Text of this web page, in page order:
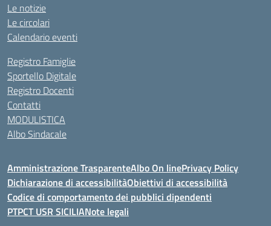
Le notizie
Le circolari
Calendario eventi
Registro Famiglie
Sportello Digitale
Registro Docenti
Contatti
MODULISTICA
Albo Sindacale
Amministrazione TrasparenteAlbo On linePrivacy Policy
Dichiarazione di accessibilitàObiettivi di accessibilità
Codice di comportamento dei pubblici dipendenti
PTPCT USR SICILIANote legali